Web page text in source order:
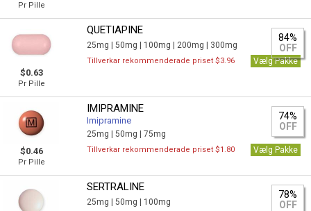
Pr Pille
$0.63
Pr Pille
QUETIAPINE
25mg |50mg | 100mg | 200mg | 300mg
84%
OFF
Tillverkar rekommenderade priset $3.96 Vælg Pakke
$0.46
Pr Pille
IMIPRAMINE
Imipramine
25mg |50mg |75mg
74%
OFF
Tillverkar rekommenderade priset $1.80 Vælg Pakke
SERTRALINE
25mg |50mg | 100mg
78%
OFF